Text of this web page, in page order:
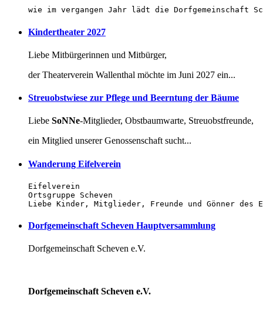
wie im vergangen Jahr lädt die Dorfgemeinschaft
Kindertheater 2027
Liebe Mitbürgerinnen und Mitbürger,
der Theaterverein Wallenthal möchte im Juni 2027 ein...
Streuobstwiese zur Pflege und Beerntung der Bäume
Liebe SoNNe-Mitglieder, Obstbaumwarte, Streuobstfreunde,
ein Mitglied unserer Genossenschaft sucht...
Wanderung Eifelverein
Eifelverein
Ortsgruppe Scheven
Liebe Kinder, Mitglieder, Freunde und Gönner des
Dorfgemeinschaft Scheven Hauptversammlung
Dorfgemeinschaft Scheven e.V.
Dorfgemeinschaft Scheven e.V.